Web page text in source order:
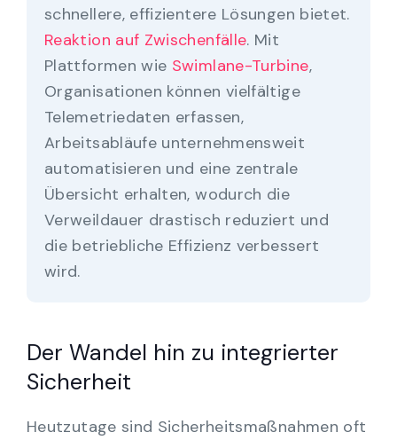
Demo anfordern
schnellere, effizientere Lösungen bietet.
Reaktion auf Zwischenfälle. Mit
Plattformen wie Swimlane-Turbine,
Organisationen können vielfältige
Telemetriedaten erfassen,
Arbeitsabläufe unternehmensweit
automatisieren und eine zentrale
Übersicht erhalten, wodurch die
Verweildauer drastisch reduziert und
die betriebliche Effizienz verbessert
wird.
Der Wandel hin zu integrierter
Sicherheit
Heutzutage sind Sicherheitsmaßnahmen oft